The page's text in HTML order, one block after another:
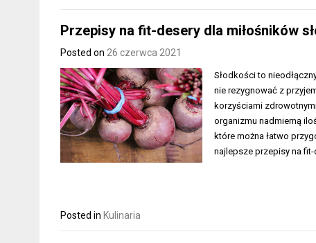
Przepisy na fit-desery dla miłośników
Posted on 26 czerwca 2021
Słodkości to
nie rezygnować z
korzyściami
organizmu nadmierną
które można łatwo
najlepsze przepisy na
Posted in Kulinaria